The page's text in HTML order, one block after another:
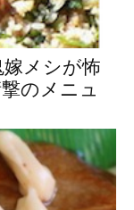
メシが怖
のメニュ